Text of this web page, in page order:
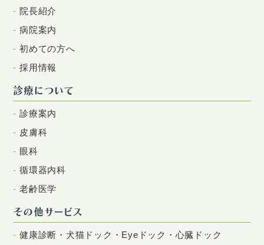
院長紹介
病院案内
初めての方へ
採用情報
診療について
診療案内
皮膚科
眼科
循環器内科
老齢医学
その他サービス
健康診断・犬猫ドック・Eyeドック・心臓ドック